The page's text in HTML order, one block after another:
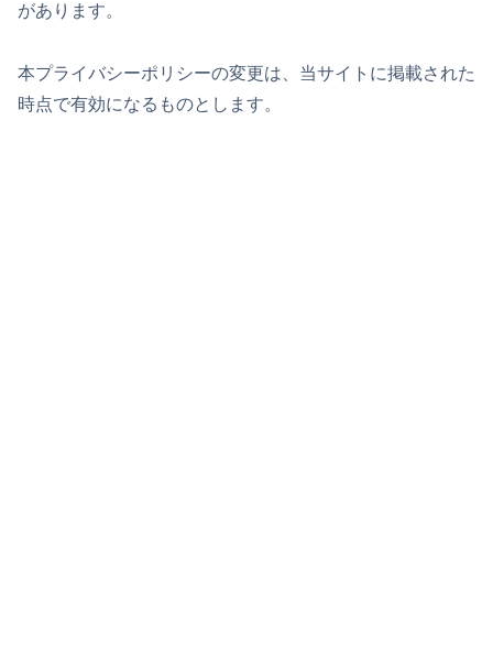
があります。
本プライバシーポリシーの変更は、当サイトに掲載された
時点で有効になるものとします。